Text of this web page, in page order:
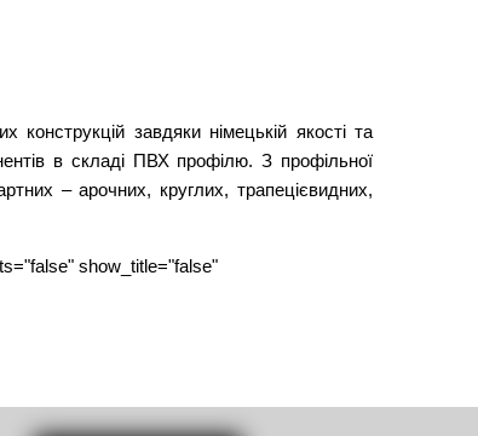
завдяки німецькій якості та
в складі ПВХ профілю. З профільної
– арочних, круглих, трапецієвидних,
show_title="false"